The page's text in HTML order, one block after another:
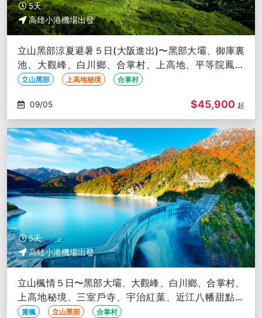
5天
高雄小港機場出發
立山黑部涼夏避暑５日(大阪進出)〜黑部大壩、御庫裏
池、大觀峰、白川鄉、合掌村、上高地、平等院鳳凰
堂-高雄出發
立山黑部 上高地秘境 合掌村
09/05 $45,900 起
5天
高雄小港機場出發
立山楓情５日〜黑部大壩、大觀峰、白川鄉、合掌村、
上高地秘境、三室戶寺、宇治紅葉、近江八幡甜點小
屋-高雄出發
賞楓 立山黑部 合掌村